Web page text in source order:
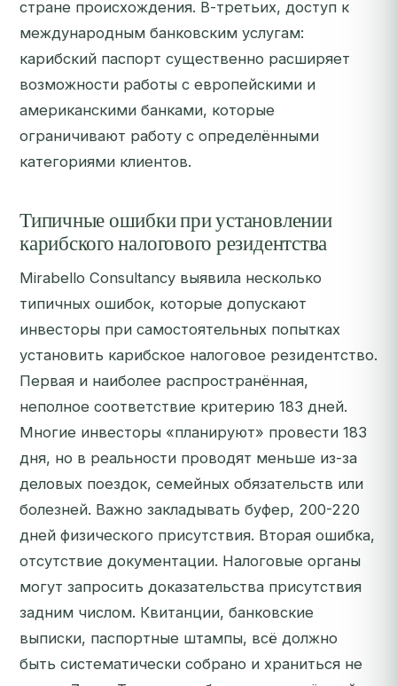
стране происхождения. В-третьих, доступ к
международным банковским услугам:
карибский паспорт существенно расширяет
возможности работы с европейскими и
американскими банками, которые
ограничивают работу с определёнными
категориями клиентов.
Типичные ошибки при установлении
карибского налогового резидентства
Mirabello Consultancy выявила несколько
типичных ошибок, которые допускают
инвесторы при самостоятельных попытках
установить карибское налоговое резидентство.
Первая и наиболее распространённая,
неполное соответствие критерию 183 дней.
Многие инвесторы «планируют» провести 183
дня, но в реальности проводят меньше из-за
деловых поездок, семейных обязательств или
болезней. Важно закладывать буфер, 200-220
дней физического присутствия. Вторая ошибка,
отсутствие документации. Налоговые органы
могут запросить доказательства присутствия
задним числом. Квитанции, банковские
выписки, паспортные штампы, всё должно
быть систематически собрано и храниться не